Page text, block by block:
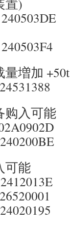
置)
増加 +50t
购入可能
可能